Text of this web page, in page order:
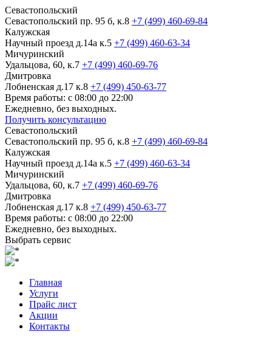
Севастопольский
Севастопольский пр. 95 б, к.8 +7 (499) 460-69-84
Калужская
Научный проезд д.14а к.5 +7 (499) 460-63-34
Мичуринский
Удальцова, 60, к.7 +7 (499) 460-69-76
Дмитровка
Лобненская д.17 к.8 +7 (499) 450-63-77
Время работы: с 08:00 до 22:00
Ежедневно, без выходных.
Получить консультацию
Севастопольский
Севастопольский пр. 95 б, к.8 +7 (499) 460-69-84
Калужская
Научный проезд д.14а к.5 +7 (499) 460-63-34
Мичуринский
Удальцова, 60, к.7 +7 (499) 460-69-76
Дмитровка
Лобненская д.17 к.8 +7 (499) 450-63-77
Время работы: с 08:00 до 22:00
Ежедневно, без выходных.
Выбрать сервис
Главная
Услуги
Прайс лист
Акции
Контакты